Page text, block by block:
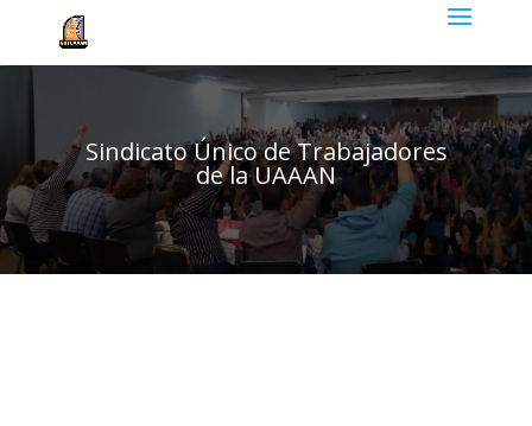
Sindicato Único de Trabajadores
de la UAAAN